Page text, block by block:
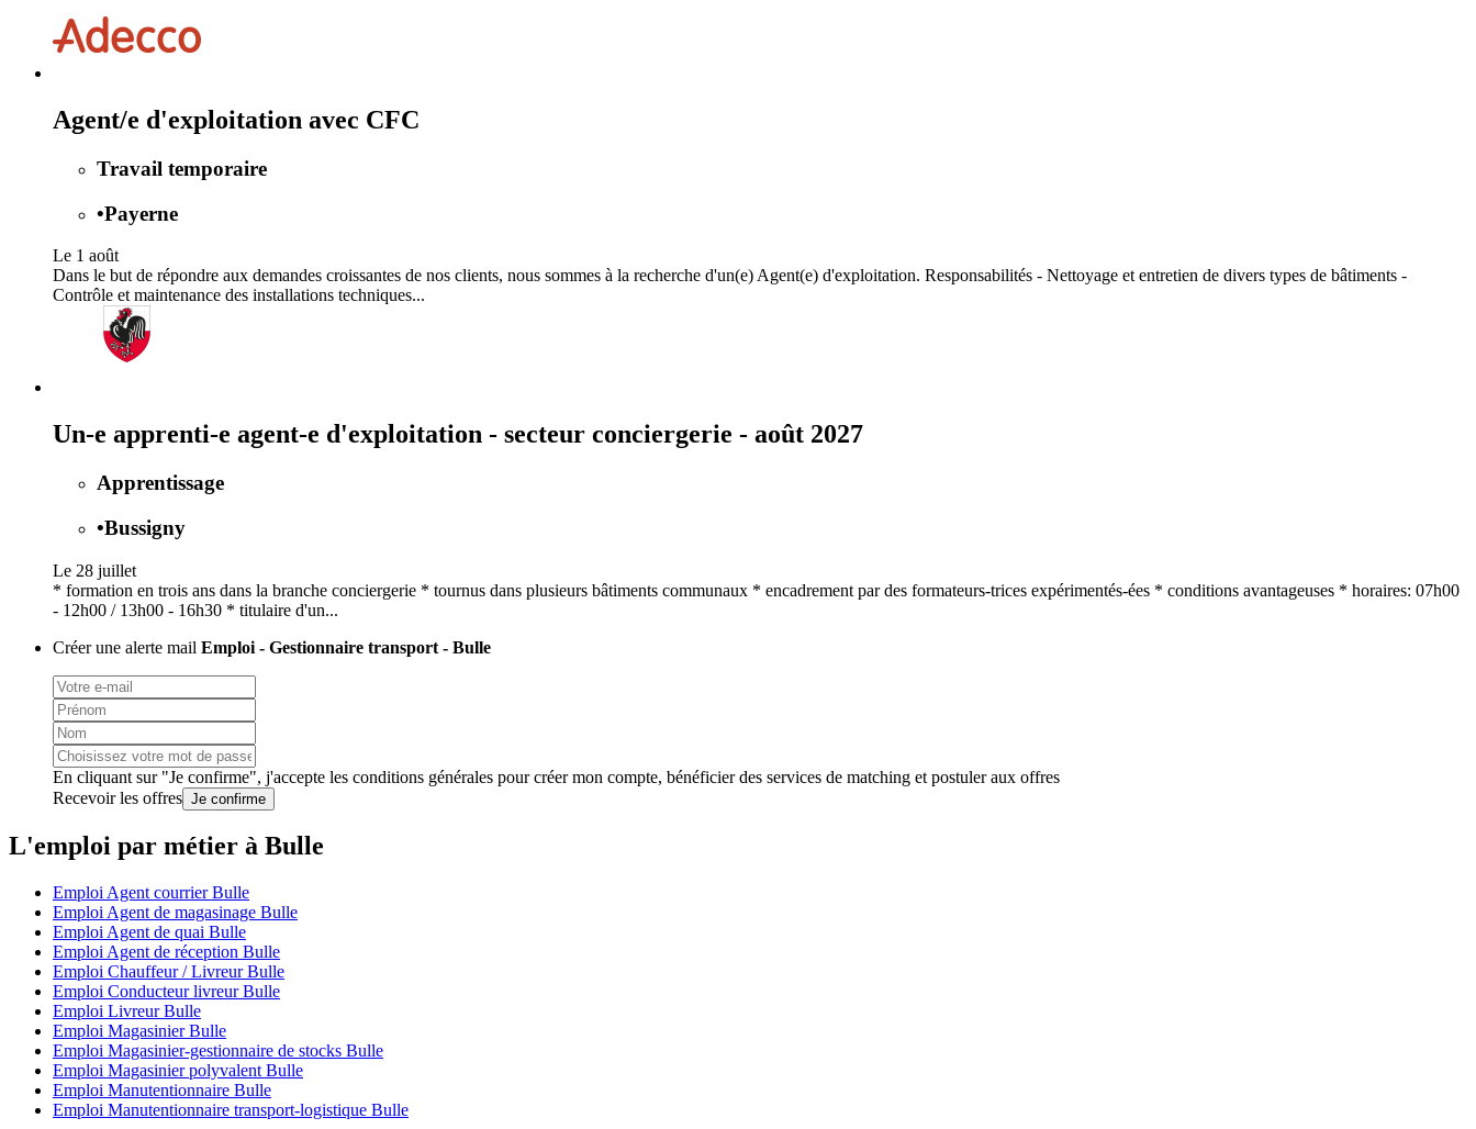
Agent/e d'exploitation avec CFC
Travail temporaire
•Payerne
Le 1 août
Dans le but de répondre aux demandes croissantes de nos clients, nous sommes à la recherche d'un(e) Agent(e) d'exploitation. Responsabilités - Nettoyage et entretien de divers types de bâtiments -
Contrôle et maintenance des installations techniques...
Un-e apprenti-e agent-e d'exploitation - secteur conciergerie - août 2027
Apprentissage
•Bussigny
Le 28 juillet
* formation en trois ans dans la branche conciergerie * tournus dans plusieurs bâtiments communaux * encadrement par des formateurs-trices expérimentés-ées * conditions avantageuses * horaires: 07h00
- 12h00 / 13h00 - 16h30 * titulaire d'un...
Créer une alerte mail Emploi - Gestionnaire transport - Bulle
En cliquant sur "Je confirme", j'accepte les conditions générales pour créer mon compte, bénéficier des services de matching et postuler aux offres
Recevoir les offres Je confirme
L'emploi par métier à Bulle
Emploi Agent courrier Bulle
Emploi Agent de magasinage Bulle
Emploi Agent de quai Bulle
Emploi Agent de réception Bulle
Emploi Chauffeur / Livreur Bulle
Emploi Conducteur livreur Bulle
Emploi Livreur Bulle
Emploi Magasinier Bulle
Emploi Magasinier-gestionnaire de stocks Bulle
Emploi Magasinier polyvalent Bulle
Emploi Manutentionnaire Bulle
Emploi Manutentionnaire transport-logistique Bulle